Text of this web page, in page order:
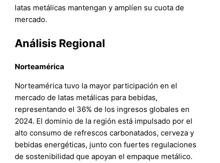
latas metálicas mantengan y amplíen su cuota de
mercado.
Análisis Regional
Norteamérica
Norteamérica tuvo la mayor participación en el
mercado de latas metálicas para bebidas,
representando el 36% de los ingresos globales en
2024. El dominio de la región está impulsado por el
alto consumo de refrescos carbonatados, cerveza y
bebidas energéticas, junto con fuertes regulaciones
de sostenibilidad que apoyan el empaque metálico.